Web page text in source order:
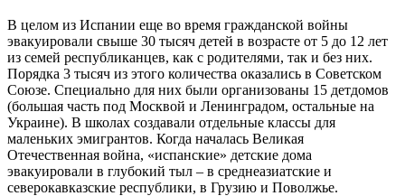
В целом из Испании еще во время гражданской войны
эвакуировали свыше 30 тысяч детей в возрасте от 5 до 12 лет
из семей республиканцев, как с родителями, так и без них.
Порядка 3 тысяч из этого количества оказались в Советском
Союзе. Специально для них были организованы 15 детдомов
(большая часть под Москвой и Ленинградом, остальные на
Украине). В школах создавали отдельные классы для
маленьких эмигрантов. Когда началась Великая
Отечественная война, «испанские» детские дома
эвакуировали в глубокий тыл – в среднеазиатские и
северокавказские республики, в Грузию и Поволжье.